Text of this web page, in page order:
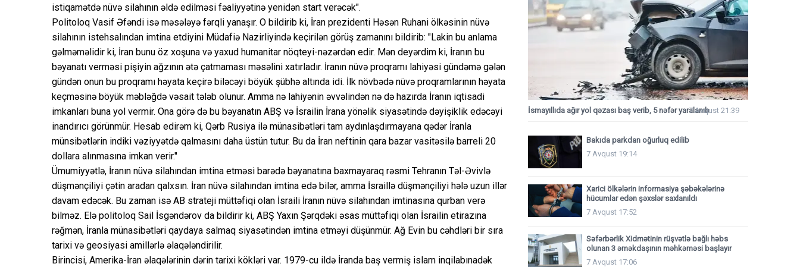
istiqamətdə nüvə silahının əldə edilməsi fəaliyyətinə yenidən start verəcək".
Politoloq Vasif Əfəndi isə məsələyə fərqli yanaşır. O bildirib ki, İran prezidenti Həsən Ruhani ölkəsinin nüvə
silahının istehsalından imtina etdiyini Müdafiə Nazirliyində keçirilən görüş zamanını bildirib: "Lakin bu anlama
gəlməməlidir ki, İran bunu öz xoşuna və yaxud humanitar nöqteyi-nəzərdən edir. Mən deyərdim ki, İranın bu
bəyanatı verməsi pişiyin ağzının ətə çatmaması məsəlini xatırladır. İranın nüvə proqramı lahiyəsi gündəmə gələn
gündən onun bu proqramı həyata keçirə biləcəyi böyük şübhə altında idi. İlk növbədə nüvə proqramlarının həyata
keçməsinə böyük məbləğdə vəsait tələb olunur. Amma nə lahiyənin əvvəlindən nə də hazırda İranın iqtisadi
imkanları buna yol vermir. Ona görə də bu bəyanatın ABŞ və İsrailin İrana yönəlik siyasətində dəyişiklik edəcəyi
inandırıcı görünmür. Hesab edirəm ki, Qərb Rusiya ilə münasibətləri tam aydınlaşdırmayana qədər İranla
münsibətlərin indiki vəziyyətdə qalmasını daha üstün tutur. Bu da İran neftinin qara bazar vasitəsilə barreli 20
dollara alınmasına imkan verir."
Ümumiyyətlə, İranın nüvə silahından imtina etməsi barədə bəyanatına baxmayaraq rəsmi Tehranın Təl-Əvivlə
düşmənçiliyi çətin aradan qalxsın. İran nüvə silahından imtina edə bilər, amma İsraillə düşmənçiliyi hələ uzun illər
davam edəcək. Bu zaman isə AB strateji müttəfiqi olan İsraili İranın nüvə silahından imtinasına qurban verə
bilməz. Elə politoloq Sail İsgəndərov da bildirir ki, ABŞ Yaxın Şərqdəki əsas müttəfiqi olan İsrailin etirazına
rəğmən, İranla münasibətləri qaydaya salmaq siyasətindən imtina etməyi düşünmür. Ağ Evin bu cəhdləri bir sıra
tarixi və geosiyasi amillərlə əlaqələndirilir.
Birincisi, Amerika-İran əlaqələrinin dərin tarixi kökləri var. 1979-cu ildə İranda baş vermiş islam inqilabınadək
İsmayıllıda ağır yol qəzası baş verib, 5 nəfər yaralanıb7 Avqust 21:39
Bakıda parkdan oğurluq edilib
7 Avqust 19:14
Xarici ölkələrin informasiya şəbəkələrinə
hücumlar edən şəxslər saxlanıldı
7 Avqust 17:52
Səfərbərlik Xidmətinin rüşvətlə bağlı həbs
olunan 3 əməkdaşının məhkəməsi başlayır
7 Avqust 17:06